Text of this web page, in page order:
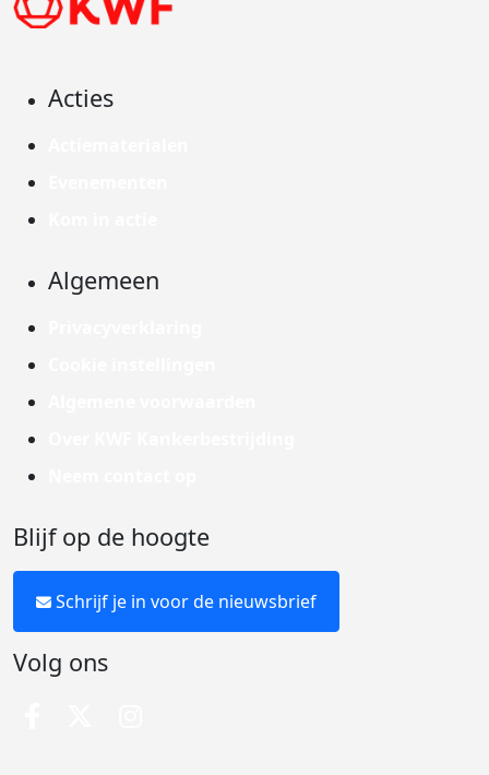
Acties
Algemeen
Blijf op de hoogte
Schrijf je in voor de nieuwsbrief
Volg ons